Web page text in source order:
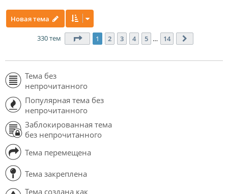
Новая тема
330 тем Страница 1из 14
1 2 3 4 5 … 14
Тема без
непрочитанного
Популярная тема без
непрочитанного
Заблокированная тема
без непрочитанного
Тема перемещена
Тема закреплена
Тема создана как